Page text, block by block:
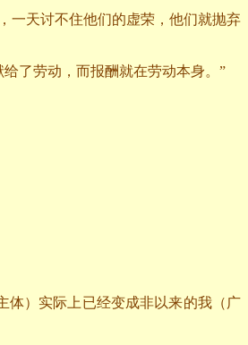
天讨不住他们的虚荣，他们就抛弃
了劳动，而报酬就在劳动本身。”
体）实际上已经变成非以来的我（广